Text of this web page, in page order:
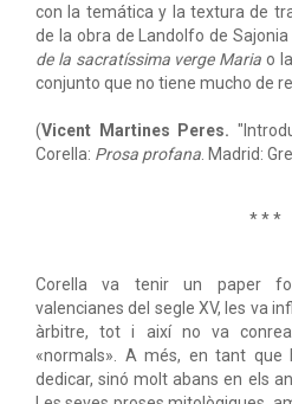
con la temática y la textura de
de la obra de Landolfo de
de la sacratíssima verge Maria o la
conjunto que no tiene mucho de
(Vicent Martines Peres.
Corella: Prosa profana . Madrid:
* * *
Corella va tenir un paper
valencianes del segle XV, les va
àrbitre, tot i així no va
«normals». A més, en tant
dedicar, sinó molt abans en els